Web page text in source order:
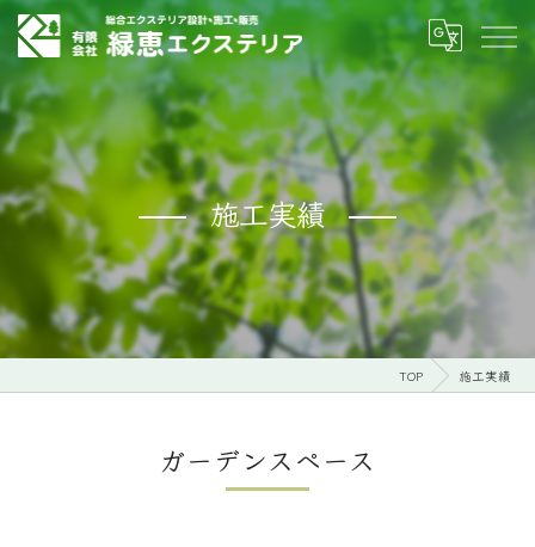
施工実績
TOP 施工実績
ガーデンスペース